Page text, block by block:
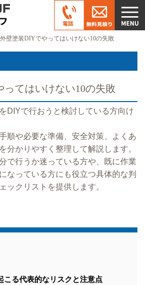
外壁塗装DIYでやってはいけない10の失敗
てはいけない10の失敗
DIYで行おうと検討している方向け
順や必要な準備、安全対策、よくあ
分かりやすく整理して解説します。
で行うか迷っている方や、既に作業
なっている方にも役立つ具体的な判
ックリストを提供します。
こる代表的なリスクと注意点